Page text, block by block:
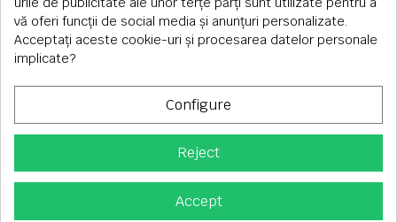
Copyright © 2026 S.C. Rimi S.R.L. , Reg.Com: J1992000639351,
CUI: RO1824566
Tel fix: 0256-275 273 mobil: 0720 699 655 ,
vă oferi funcții de social media și anunțuri personalizate.
Acceptați aceste cookie-uri și procesarea datelor personale
implicate?
Configure
Reject
Accept